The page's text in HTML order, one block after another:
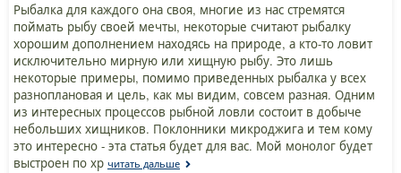
Рыбалка для каждого она своя, многие из нас стремятся
поймать рыбу своей мечты, некоторые считают рыбалку
хорошим дополнением находясь на природе, а кто-то ловит
исключительно мирную или хищную рыбу. Это лишь
некоторые примеры, помимо приведенных рыбалка у всех
разноплановая и цель, как мы видим, совсем разная. Одним
из интересных процессов рыбной ловли состоит в добыче
небольших хищников. Поклонники микроджига и тем кому
это интересно - эта статья будет для вас. Мой монолог будет
выстроен по хр читать дальше